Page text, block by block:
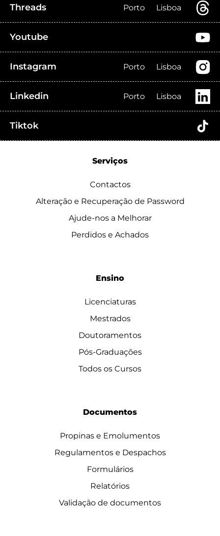
Threads Porto Lisboa
Youtube
Instagram Porto Lisboa
Linkedin Porto Lisboa
Tiktok
Serviços
Contactos
Alteração e Recuperação de Password
Ajude-nos a Melhorar
Perdidos e Achados
Ensino
Licenciaturas
Mestrados
Doutoramentos
Pós-Graduações
Todos os Cursos
Documentos
Propinas e Emolumentos
Regulamentos e Despachos
Formulários
Relatórios
Validação de documentos